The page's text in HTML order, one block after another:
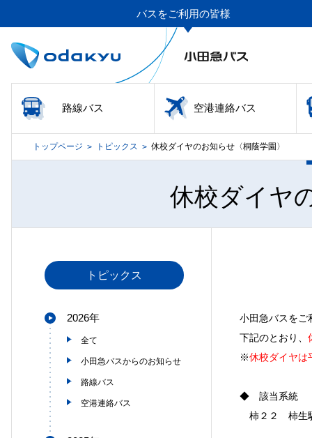
バスをご利用の皆様
路線バス 空港連絡バス
トップページ > トピックス > 休校ダイヤのお知らせ〈桐蔭学園〉
休校ダイヤ
小田急バスをご
下記のとおり、
※休校ダイヤは
◆ 該当系統
柿２２ 柿生
トピックス
2026年
全て
小田急バスからのお知らせ
路線バス
空港連絡バス